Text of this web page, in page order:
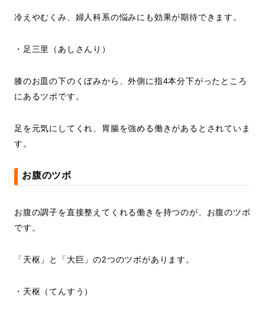
冷えやむくみ、婦人科系の悩みにも効果が期待できます。
・足三里（あしさんり）
膝のお皿の下のくぼみから、外側に指4本分下がったところ
にあるツボです。
足を元気にしてくれ、胃腸を強める働きがあるとされていま
す。
お腹のツボ
お腹の調子を直接整えてくれる働きを持つのが、お腹のツボ
です。
「天枢」と「大巨」の2つのツボがあります。
・天枢（てんすう）